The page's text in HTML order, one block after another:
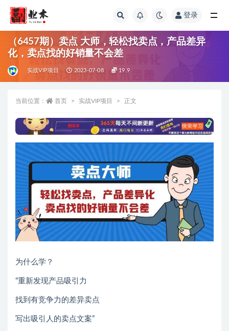
登录
（6457期）卖点 大师，轻松找卖点，产品差异
化，卖点找的好销量不会差
实战VIP项目 2023-07-08 19.9
当前位置： 首页 实战VIP项目 正文
为什么学？
“重新发现产品吸引力
找到有竞争力的差异卖点
写出吸引人的卖点文案”